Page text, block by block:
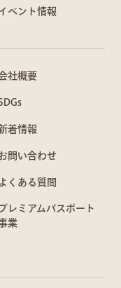
ベント情報
社概要
着情報
問い合わせ
よくある質問
レミアムパスポート
業